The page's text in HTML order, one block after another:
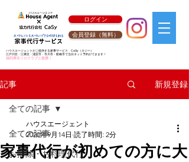
ログイン
会員登録（無料）
ハウスエージェントがご提供する家事サービス CaSy （カジー）
江戸川区・江東区・浦安市・市川市・船橋市で当日ネット予約ができます！
福利厚生リロクラブと提携！
記事 新規登録
全ての記事
お掃除・お料理代行
全ての記事
家事代行が初めての方に大
ハウスエージェント
2020年9月14日 読了時間: 2分